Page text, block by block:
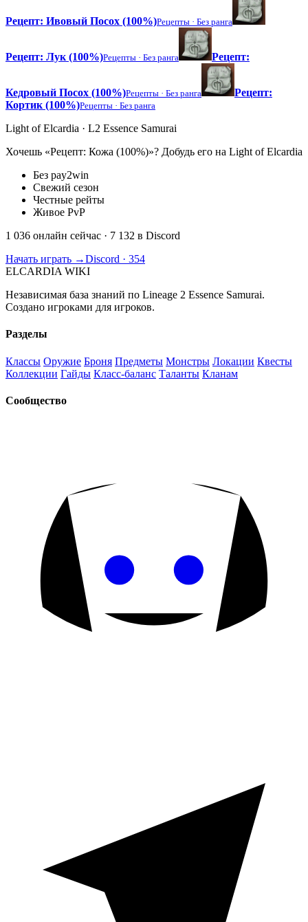
Рецепт: Ивовый Посох (100%)Рецепты · Без ранга
Рецепт: Лук (100%)Рецепты · Без ранга Рецепт:
Кедровый Посох (100%)Рецепты · Без ранга
Рецепт:
Кортик (100%)Рецепты · Без ранга
Light of Elcardia · L2 Essence Samurai
Хочешь «Рецепт: Кожа (100%)»? Добудь его на Light of Elcardia
Без pay2win
Свежий сезон
Честные рейты
Живое PvP
1 036 онлайн сейчас · 7 132 в Discord
Начать играть →Discord · 354
ELCARDIA WIKI
Независимая база знаний по Lineage 2 Essence Samurai.
Создано игроками для игроков.
Разделы
Классы Оружие Броня Предметы Монстры Локации Квесты
Коллекции Гайды Класс-баланс Таланты Кланам
Сообщество